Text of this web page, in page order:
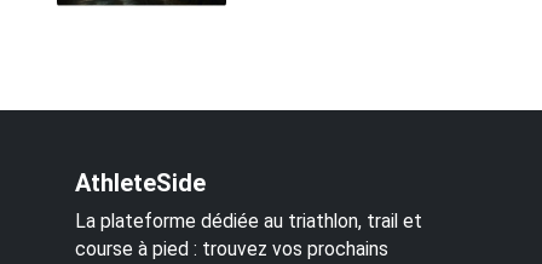
AthleteSide
La plateforme dédiée au triathlon, trail et
course à pied : trouvez vos prochains